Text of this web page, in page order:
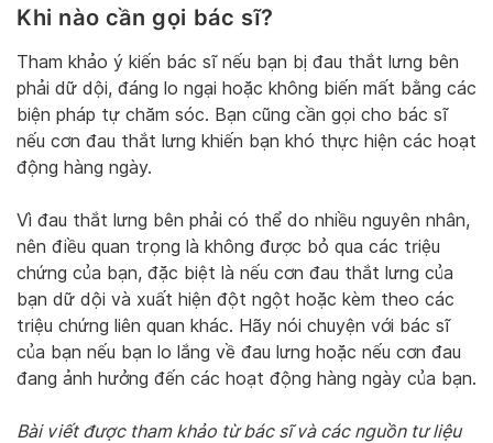
Khi nào cần gọi bác sĩ?
Tham khảo ý kiến ​​bác sĩ nếu bạn bị đau thắt lưng bên
phải dữ dội, đáng lo ngại hoặc không biến mất bằng các
biện pháp tự chăm sóc. Bạn cũng cần gọi cho bác sĩ
nếu cơn đau thắt lưng khiến bạn khó thực hiện các hoạt
động hàng ngày.
Vì đau thắt lưng bên phải có thể do nhiều nguyên nhân,
nên điều quan trọng là không được bỏ qua các triệu
chứng của bạn, đặc biệt là nếu cơn đau thắt lưng của
bạn dữ dội và xuất hiện đột ngột hoặc kèm theo các
triệu chứng liên quan khác. Hãy nói chuyện với bác sĩ
của bạn nếu bạn lo lắng về đau lưng hoặc nếu cơn đau
đang ảnh hưởng đến các hoạt động hàng ngày của bạn.
Bài viết được tham khảo từ bác sĩ và các nguồn tư liệu